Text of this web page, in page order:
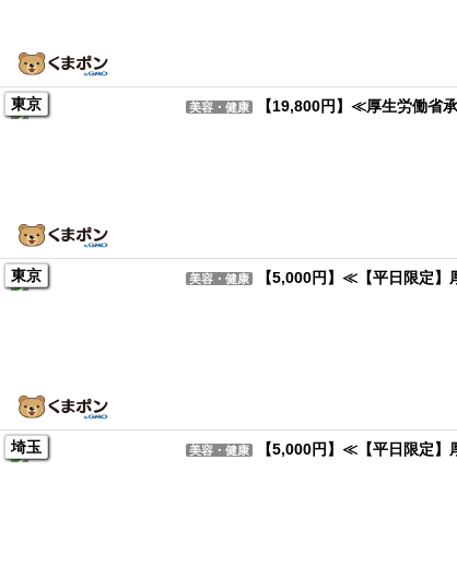
東京
美容・健康 【19,800円】≪厚生労働省
東京
美容・健康 【5,000円】≪【平日限定】
埼玉
美容・健康 【5,000円】≪【平日限定】